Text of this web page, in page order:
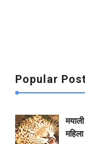
Popular